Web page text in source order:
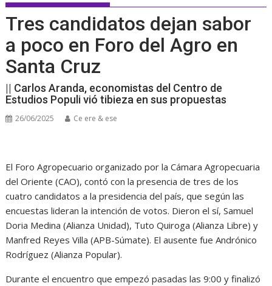
Tres candidatos dejan sabor
a poco en Foro del Agro en
Santa Cruz
|| Carlos Aranda, economistas del Centro de
Estudios Populi vió tibieza en sus propuestas
26/06/2025 Ce ere & ese
El Foro Agropecuario organizado por la Cámara Agropecuaria
del Oriente (CAO), contó con la presencia de tres de los
cuatro candidatos a la presidencia del país, que según las
encuestas lideran la intención de votos. Dieron el sí, Samuel
Doria Medina (Alianza Unidad), Tuto Quiroga (Alianza Libre) y
Manfred Reyes Villa (APB-Súmate). El ausente fue Andrónico
Rodríguez (Alianza Popular).
Durante el encuentro que empezó pasadas las 9:00 y finalizó